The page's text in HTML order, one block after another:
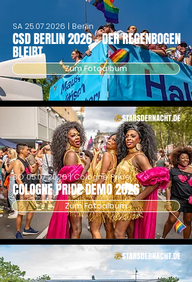
CSD BERLIN 2026 - DER REGENBOGEN
BLEIBT
SA 25.07.2026 | Berlin
Zum Fotoalbum
COLOGNE PRIDE DEMO 2026
SO05.07.2026| Cologne Pride
Zum Fotoalbum